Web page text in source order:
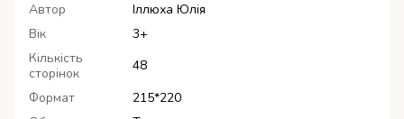
Автор
Іллюха Юлія
Вік
3+
Кількість
сторінок
48
Формат
215*220